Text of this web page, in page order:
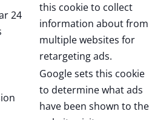
24
this cookie to collect
information about from
multiple websites for
retargeting ads.
Google sets this cookie
to determine what ads
have been shown to the